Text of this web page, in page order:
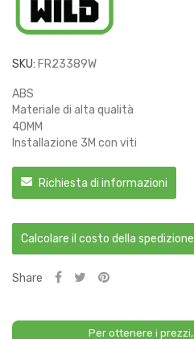
SKU: FR23389W
ABS
Materiale di alta qualità
40MM
Installazione 3M con viti
Richiesta di informazioni
Calcolare il costo della spedizione
Share
Per ottenere i prezzi,